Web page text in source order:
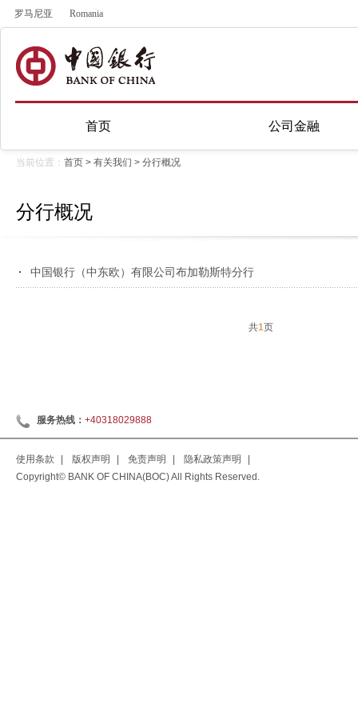
罗马尼亚 Romania
首页 公司金融
当前位置： 首页 > 有关我们 > 分行概况
分行概况
中国银行（中东欧）有限公司布加勒斯特分行
共1页
服务热线： +40318029888
使用条款 版权声明 免责声明 隐私政策声明
Copyright© BANK OF CHINA(BOC) All Rights Reserved.